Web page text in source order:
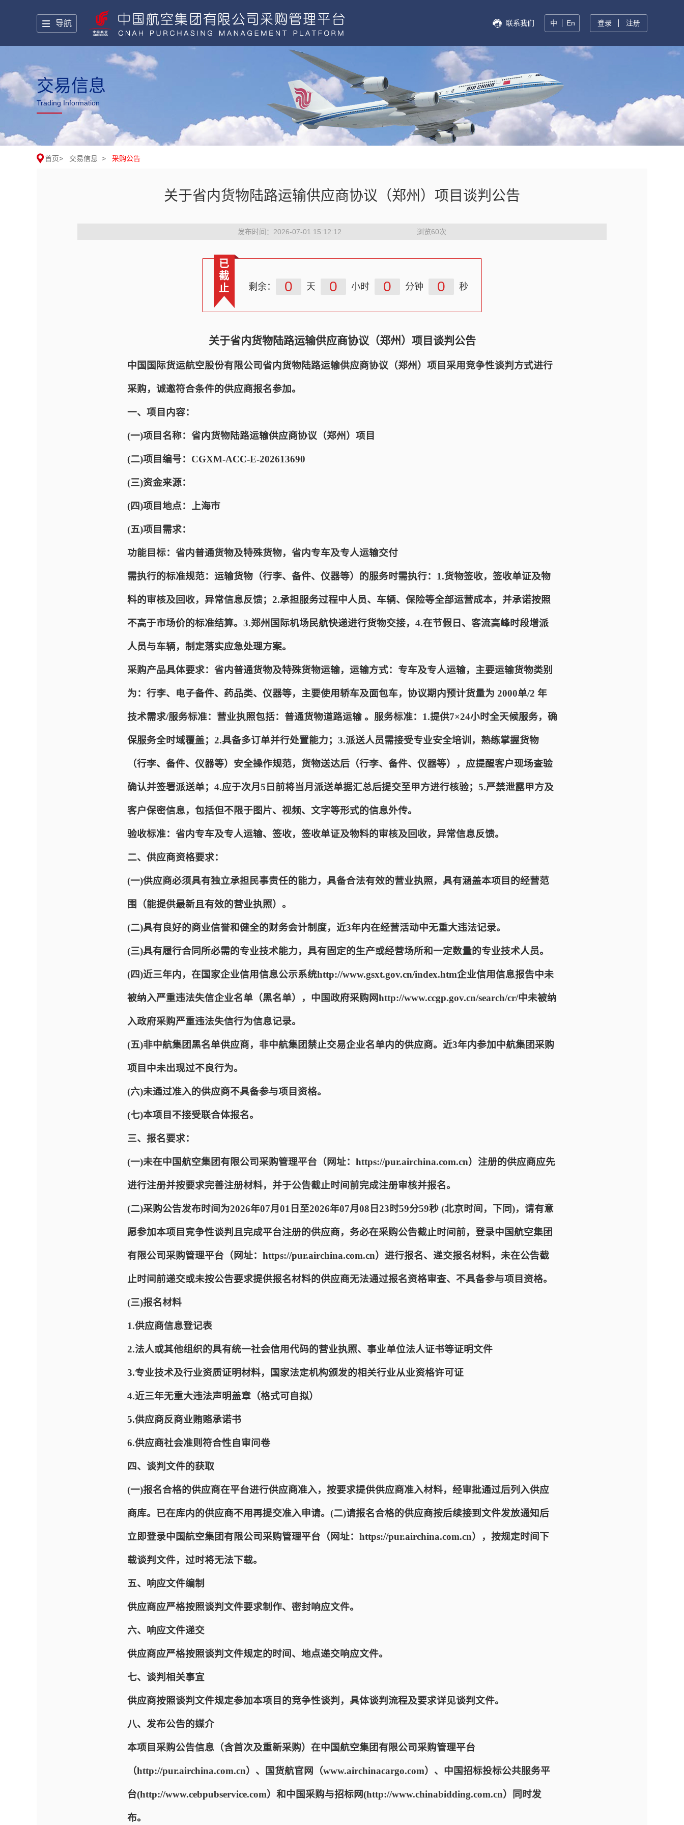
导航 联系我们 中 En 登录 注册
交易信息
Trading Information
首页> 交易信息 > 采购公告
关于省内货物陆路运输供应商协议（郑州）项目谈判公告
发布时间：2026-07-01 15:12:12 浏览60次
已
截
止
剩余： 0 天 0 小时 0 分钟 0 秒
关于省内货物陆路运输供应商协议（郑州）项目谈判公告
中国国际货运航空股份有限公司省内货物陆路运输供应商协议（郑州）项目采用竞争性谈判方式进行
采购，诚邀符合条件的供应商报名参加。
一、项目内容：
(一)项目名称：省内货物陆路运输供应商协议（郑州）项目
(二)项目编号：CGXM-ACC-E-202613690
(三)资金来源：
(四)项目地点：上海市
(五)项目需求：
功能目标：省内普通货物及特殊货物，省内专车及专人运输交付
需执行的标准规范：运输货物（行李、备件、仪器等）的服务时需执行：1.货物签收，签收单证及物
料的审核及回收，异常信息反馈；2.承担服务过程中人员、车辆、保险等全部运营成本，并承诺按照
不高于市场价的标准结算。3.郑州国际机场民航快递进行货物交接，4.在节假日、客流高峰时段增派
人员与车辆，制定落实应急处理方案。
采购产品具体要求：省内普通货物及特殊货物运输，运输方式：专车及专人运输，主要运输货物类别
为：行李、电子备件、药品类、仪器等，主要使用轿车及面包车，协议期内预计货量为 2000单/2 年
技术需求/服务标准：营业执照包括：普通货物道路运输 。服务标准：1.提供7×24小时全天候服务，确
保服务全时域覆盖；2.具备多订单并行处置能力；3.派送人员需接受专业安全培训，熟练掌握货物
（行李、备件、仪器等）安全操作规范，货物送达后（行李、备件、仪器等），应提醒客户现场查验
确认并签署派送单；4.应于次月5日前将当月派送单据汇总后提交至甲方进行核验；5.严禁泄露甲方及
客户保密信息，包括但不限于图片、视频、文字等形式的信息外传。
验收标准：省内专车及专人运输、签收，签收单证及物料的审核及回收，异常信息反馈。
二、供应商资格要求：
(一)供应商必须具有独立承担民事责任的能力，具备合法有效的营业执照，具有涵盖本项目的经营范
围（能提供最新且有效的营业执照）。
(二)具有良好的商业信誉和健全的财务会计制度，近3年内在经营活动中无重大违法记录。
(三)具有履行合同所必需的专业技术能力，具有固定的生产或经营场所和一定数量的专业技术人员。
(四)近三年内，在国家企业信用信息公示系统http://www.gsxt.gov.cn/index.htm企业信用信息报告中未
被纳入严重违法失信企业名单（黑名单），中国政府采购网http://www.ccgp.gov.cn/search/cr/中未被纳
入政府采购严重违法失信行为信息记录。
(五)非中航集团黑名单供应商，非中航集团禁止交易企业名单内的供应商。近3年内参加中航集团采购
项目中未出现过不良行为。
(六)未通过准入的供应商不具备参与项目资格。
(七)本项目不接受联合体报名。
三、报名要求：
(一)未在中国航空集团有限公司采购管理平台（网址：https://pur.airchina.com.cn）注册的供应商应先
进行注册并按要求完善注册材料，并于公告截止时间前完成注册审核并报名。
(二)采购公告发布时间为2026年07月01日至2026年07月08日23时59分59秒 (北京时间，下同)，请有意
愿参加本项目竞争性谈判且完成平台注册的供应商，务必在采购公告截止时间前，登录中国航空集团
有限公司采购管理平台（网址：https://pur.airchina.com.cn）进行报名、递交报名材料，未在公告截
止时间前递交或未按公告要求提供报名材料的供应商无法通过报名资格审查、不具备参与项目资格。
(三)报名材料
1.供应商信息登记表
2.法人或其他组织的具有统一社会信用代码的营业执照、事业单位法人证书等证明文件
3.专业技术及行业资质证明材料，国家法定机构颁发的相关行业从业资格许可证
4.近三年无重大违法声明盖章（格式可自拟）
5.供应商反商业贿赂承诺书
6.供应商社会准则符合性自审问卷
四、谈判文件的获取
(一)报名合格的供应商在平台进行供应商准入，按要求提供供应商准入材料，经审批通过后列入供应
商库。已在库内的供应商不用再提交准入申请。(二)请报名合格的供应商按后续接到文件发放通知后
立即登录中国航空集团有限公司采购管理平台（网址：https://pur.airchina.com.cn），按规定时间下
载谈判文件，过时将无法下载。
五、响应文件编制
供应商应严格按照谈判文件要求制作、密封响应文件。
六、响应文件递交
供应商应严格按照谈判文件规定的时间、地点递交响应文件。
七、谈判相关事宜
供应商按照谈判文件规定参加本项目的竞争性谈判，具体谈判流程及要求详见谈判文件。
八、发布公告的媒介
本项目采购公告信息（含首次及重新采购）在中国航空集团有限公司采购管理平台
（http://pur.airchina.com.cn）、国货航官网（www.airchinacargo.com）、中国招标投标公共服务平
台(http://www.cebpubservice.com）和中国采购与招标网(http://www.chinabidding.com.cn）同时发
布。